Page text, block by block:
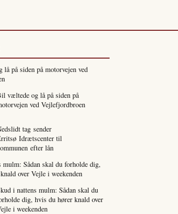
på siden på motorvejen ved
væltede og lå på siden på
ved Vejlefjordbroen
tag sender
Idrætscenter til
efter lån
mulm: Sådan skal du forholde dig,
over Vejle i weekenden
i nattens mulm: Sådan skal du
dig, hvis du hører knald over
i weekenden